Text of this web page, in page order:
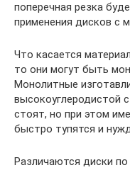
поперечная резка
применения дисков с
Что касается
то они могут быть
Монолитные
высокоуглеродистой
стоят, но при этом
быстро тупятся и
Различаются диски